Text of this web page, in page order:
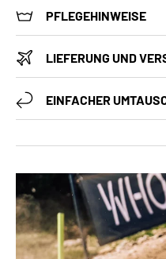
PFLEGEHINWEISE
LIEFERUNG UND
EINFACHER